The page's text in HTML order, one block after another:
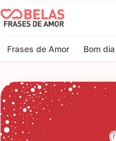
Belas Frases de Amor
Frases de Amor Bom dia